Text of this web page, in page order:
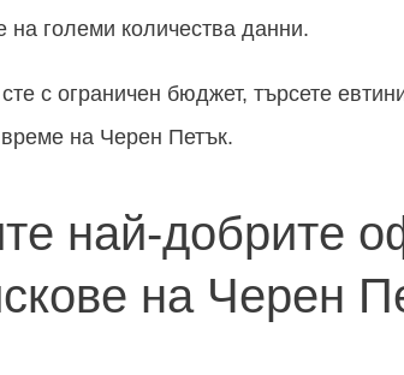
големи количества данни.
с ограничен бюджет, търсете
на Черен Петък.
най-добрите
на Черен